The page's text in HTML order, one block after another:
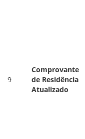
9
Comprovante
de Residência
Atualizado